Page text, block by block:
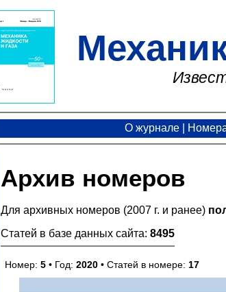
О журнале
Архив номеров
Для архивных номеров (2007 г. и ранее)
Статей в базе данных сайта: 8495
Номер:5 • Год:2020 • Статей в номере: 17